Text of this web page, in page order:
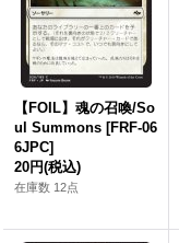
【FOIL】魂の召喚/So
ul Summons [FRF-06
6JPC]
20円(税込)
在庫数 12点